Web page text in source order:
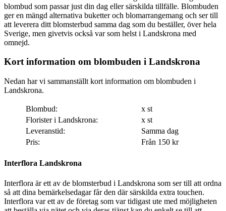
blombud som passar just din dag eller särskilda tillfälle. Blombuden
ger en mängd alternativa buketter och blomarrangemang och ser till
att leverera ditt blomsterbud samma dag som du beställer, över hela
Sverige, men givetvis också var som helst i Landskrona med
omnejd.
Kort information om blombuden i Landskrona
Nedan har vi sammanställt kort information om blombuden i
Landskrona.
Blombud:
x st
Florister i Landskrona:
x st
Leveranstid:
Samma dag
Pris:
Från 150 kr
Interflora Landskrona
Interflora är ett av de blomsterbud i Landskrona som ser till att ordna
så att dina bemärkelsedagar får den där särskilda extra touchen.
Interflora var ett av de företag som var tidigast ute med möjligheten